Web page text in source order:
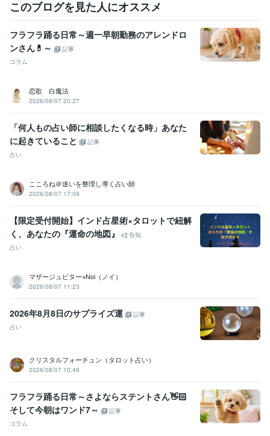
このブログを見た人にオススメ
フラフラ踊る日常～週一早朝勤務のアレンドロ
ンさん💊～
記事
コラム
恋歌 白魔法
2026/08/07 20:27
「何人もの占い師に相談したくなる時」あなた
に起きていること
記事
占い
こころね＠迷いを整理し導く占い師
2026/08/07 17:09
【限定受付開始】インド占星術×タロットで紐解
く、あなたの『運命の地図』
告知
占い
マザージュピター⭐︎Noi（ノイ）
2026/08/07 11:23
2026年8月8日のサプライズ運
記事
占い
クリスタルフォーチュン（タロット占い）
2026/08/07 10:49
フラフラ踊る日常～さよならステントさん👋🏻
そして今朝はワンド7～
記事
コラム